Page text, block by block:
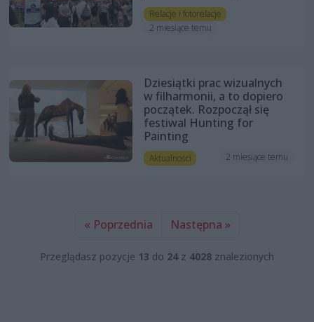
Relacje i fotorelacje
2 miesiące temu
Dziesiątki prac wizualnych
w filharmonii, a to dopiero
początek. Rozpoczął się
festiwal Hunting for
Painting
Aktualności 2 miesiące temu
« Poprzednia Następna »
Przeglądasz pozycje 13 do 24z 4028 znalezionych